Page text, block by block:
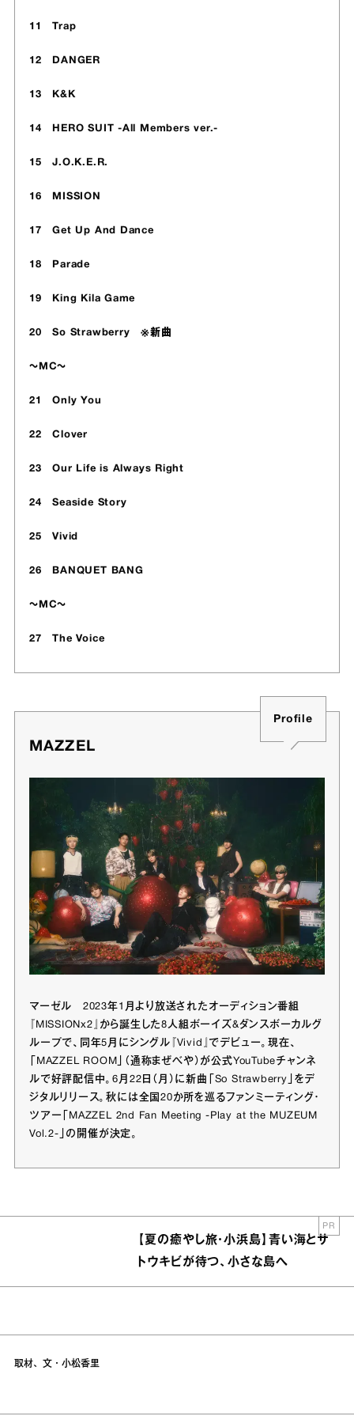
11 Trap
12 DANGER
13 K&K
14 HERO SUIT -All Members ver.-
15 J.O.K.E.R.
16 MISSION
17 Get Up And Dance
18 Parade
19 King Kila Game
20 So Strawberry ※新曲
〜MC〜
21 Only You
22 Clover
23 Our Life is Always Right
24 Seaside Story
25 Vivid
26 BANQUET BANG
〜MC〜
27 The Voice
MAZZEL
Profile
マーゼル 2023年1月より放送されたオーディション番組
『MISSIONx2』から誕生した8人組ボーイズ&ダンスボーカルグ
ループで、同年5月にシングル『Vivid』でデビュー。現在、
「MAZZEL ROOM」（通称まぜべや）が公式YouTubeチャンネ
ルで好評配信中。6月22日（月）に新曲「So Strawberry」をデ
ジタルリリース。秋には全国20か所を巡るファンミーティング・
ツアー「MAZZEL 2nd Fan Meeting -Play at the MUZEUM
Vol.2-」の開催が決定。
【夏の癒やし旅・小浜島】青い海とサ
トウキビが待つ、小さな島へ
PR
取材、文・小松香里